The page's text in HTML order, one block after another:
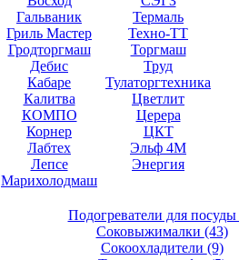
Гальваник
Гриль Мастер
Гродторгмаш
Дебис
Кабаре
Калитва
КОМПО
Корнер
Лабтех
Лепсе
Марихолодмаш
Термаль
Техно-ТТ
Торгмаш
Труд
Тулаторгтехника
Цветлит
Церера
ЦКТ
Эльф 4М
Энергия
Подогреватели для посуды
Соковыжималки (43)
Сокоохладители (9)